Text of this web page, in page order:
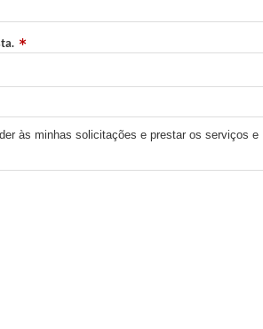
às minhas solicitações e prestar os serviços e